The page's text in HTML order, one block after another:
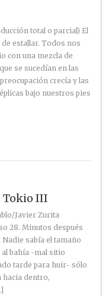
total o parcial) El
estallar. Todos nos
con una mezcla de
se sucedían en las
crecía y las
bajo nuestros pies
Tokio III
Javier Zurita
28. Minutos después
sabía el tamaño
bahía -mal sitio
tarde para huir- sólo
hacia dentro,